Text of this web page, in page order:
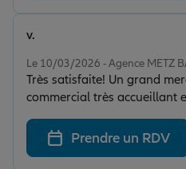
Le 10/03/2026 - Agence METZ
Très satisfaite! Un grand
commercial très accueillant
recommande vivement !
v.
Prendre un RDV